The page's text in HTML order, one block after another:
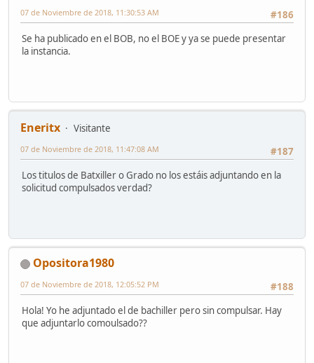
#186
07 de Noviembre de 2018, 11:30:53 AM
Se ha publicado en el BOB, no el BOE y ya se puede presentar
la instancia.
Eneritx
Visitante
#187
07 de Noviembre de 2018, 11:47:08 AM
Los titulos de Batxiller o Grado no los estáis adjuntando en la
solicitud compulsados verdad?
Opositora1980
#188
07 de Noviembre de 2018, 12:05:52 PM
Hola! Yo he adjuntado el de bachiller pero sin compulsar. Hay
que adjuntarlo comoulsado??